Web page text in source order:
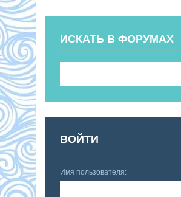
ИСКАТЬ В ФОРУМАХ
ВОЙТИ
Имя пользователя: